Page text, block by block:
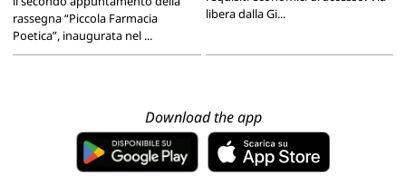
rassegna “Piccola Farmacia
Poetica”, inaugurata nel ...
libera dalla Gi...
Download the app